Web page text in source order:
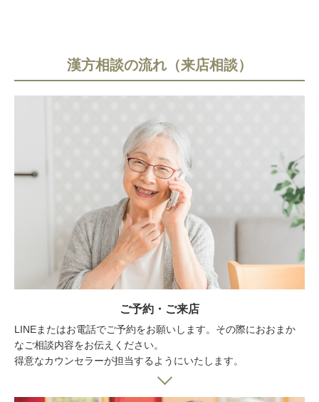
漢方相談の流れ（来店相談）
ご予約・ご来店
LINEまたはお電話でご予約をお願いします。その際におおまか
なご相談内容をお伝えください。
得意なカウンセラーが担当するようにいたします。